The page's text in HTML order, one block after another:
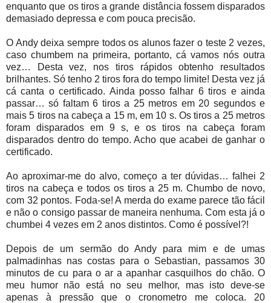
enquanto que os tiros a grande distância fossem disparados
demasiado depressa e com pouca precisão.
O Andy deixa sempre todos os alunos fazer o teste 2 vezes,
caso chumbem na primeira, portanto, cá vamos nós outra
vez… Desta vez, nos tiros rápidos obtenho resultados
brilhantes. Só tenho 2 tiros fora do tempo limite! Desta vez já
cá canta o certificado. Ainda posso falhar 6 tiros e ainda
passar… só faltam 6 tiros a 25 metros em 20 segundos e
mais 5 tiros na cabeça a 15 m, em 10 s. Os tiros a 25 metros
foram disparados em 9 s, e os tiros na cabeça foram
disparados dentro do tempo. Acho que acabei de ganhar o
certificado.
Ao aproximar-me do alvo, começo a ter dúvidas… falhei 2
tiros na cabeça e todos os tiros a 25 m. Chumbo de novo,
com 32 pontos. Foda-se! A merda do exame parece tão fácil
e não o consigo passar de maneira nenhuma. Com esta já o
chumbei 4 vezes em 2 anos distintos. Como é possível?!
Depois de um sermão do Andy para mim e de umas
palmadinhas nas costas para o Sebastian, passamos 30
minutos de cu para o ar a apanhar casquilhos do chão. O
meu humor não está no seu melhor, mas isto deve-se
apenas à pressão que o cronometro me coloca. 20